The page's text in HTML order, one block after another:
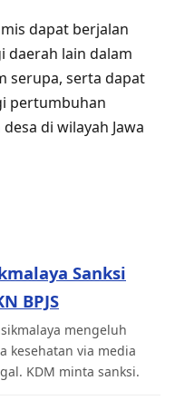
dapat berjalan
daerah lain dalam
serupa, serta dapat
pertumbuhan
di wilayah Jawa
Sanksi
BPJS
mengeluh
kesehatan via media
KDM minta sanksi.